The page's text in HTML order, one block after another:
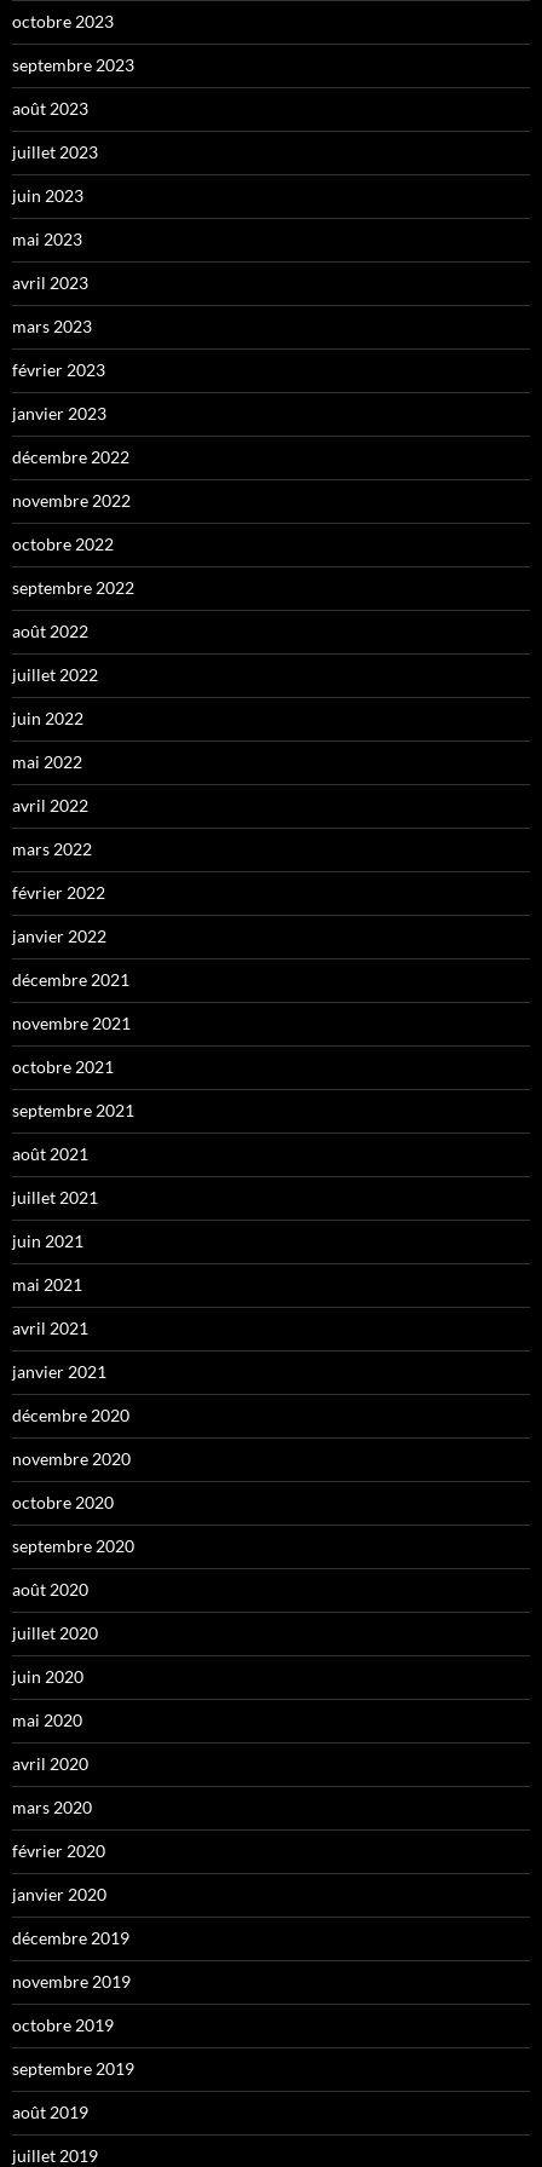
octobre 2023
septembre 2023
août 2023
juillet 2023
juin 2023
mai 2023
avril 2023
mars 2023
février 2023
janvier 2023
décembre 2022
novembre 2022
octobre 2022
septembre 2022
août 2022
juillet 2022
juin 2022
mai 2022
avril 2022
mars 2022
février 2022
janvier 2022
décembre 2021
novembre 2021
octobre 2021
septembre 2021
août 2021
juillet 2021
juin 2021
mai 2021
avril 2021
janvier 2021
décembre 2020
novembre 2020
octobre 2020
septembre 2020
août 2020
juillet 2020
juin 2020
mai 2020
avril 2020
mars 2020
février 2020
janvier 2020
décembre 2019
novembre 2019
octobre 2019
septembre 2019
août 2019
juillet 2019